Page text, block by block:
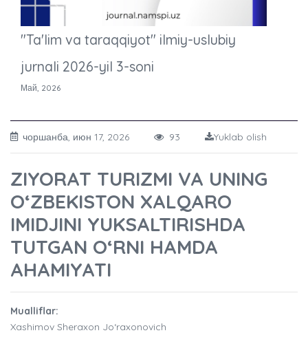
"Ta'lim va taraqqiyot" ilmiy-uslubiy
jurnali 2026-yil 3-soni
Май, 2026
чоршанба, июн 17, 2026 93 Yuklab olish
ZIYORAT TURIZMI VA UNING
O‘ZBEKISTON XALQARO
IMIDJINI YUKSALTIRISHDA
TUTGAN O‘RNI HAMDA
AHAMIYATI
Mualliflar:
Xashimov Sheraxon Jo‘raxonovich